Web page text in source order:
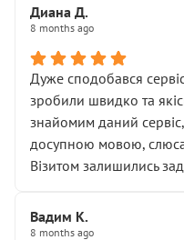
Диана Д.
8 months ago
Дуже сподобався
зробили швидко та
знайомим даний
досупною мовою,
Візитом залишились
Вадим К.
8 months ago